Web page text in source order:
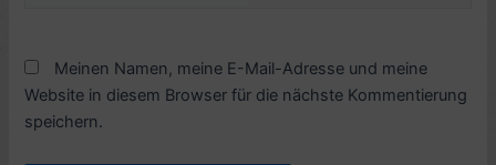
Meinen Namen, meine E-Mail-Adresse und meine
Website in diesem Browser für die nächste Kommentierung
speichern.